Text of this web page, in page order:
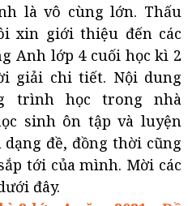
là vô cùng lớn. Thấu
xin giới thiệu đến các
Anh lớp 4 cuối học kì 2
giải chi tiết. Nội dung
trình học trong nhà
sinh ôn tập và luyện
đề, đồng thời cũng
tới của mình. Mời các
đây.